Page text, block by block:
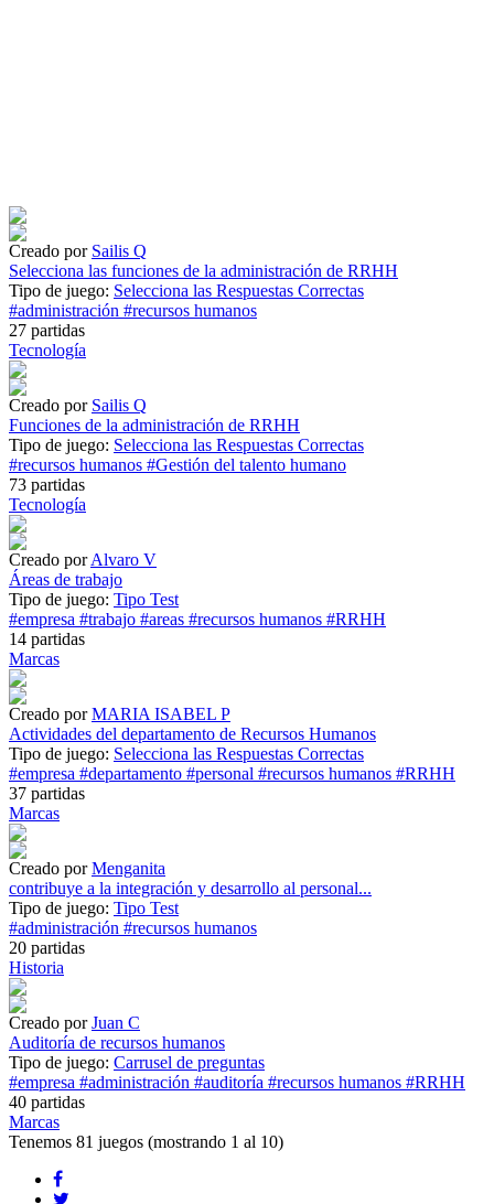
Creado por Sailis Q
Selecciona las funciones de la administración de RRHH
Tipo de juego: Selecciona las Respuestas Correctas
#administración #recursos humanos
27 partidas
Tecnología
Creado por Sailis Q
Funciones de la administración de RRHH
Tipo de juego: Selecciona las Respuestas Correctas
#recursos humanos #Gestión del talento humano
73 partidas
Tecnología
Creado porAlvaro V
Áreas de trabajo
Tipo de juego: Tipo Test
#empresa #trabajo #areas #recursos humanos #RRHH
14 partidas
Marcas
Creado porMARIA ISABEL P
Actividades del departamento de Recursos Humanos
Tipo de juego: Selecciona las Respuestas Correctas
#empresa #departamento #personal #recursos humanos #RRHH
37 partidas
Marcas
Creado porMenganita
contribuye a la integración y desarrollo al personal...
Tipo de juego: Tipo Test
#administración #recursos humanos
20 partidas
Historia
Creado porJuan C
Auditoría de recursos humanos
Tipo de juego: Carrusel de preguntas
#empresa #administración #auditoría #recursos humanos #RRHH
40 partidas
Marcas
Tenemos 81 juegos (mostrando 1 al 10)